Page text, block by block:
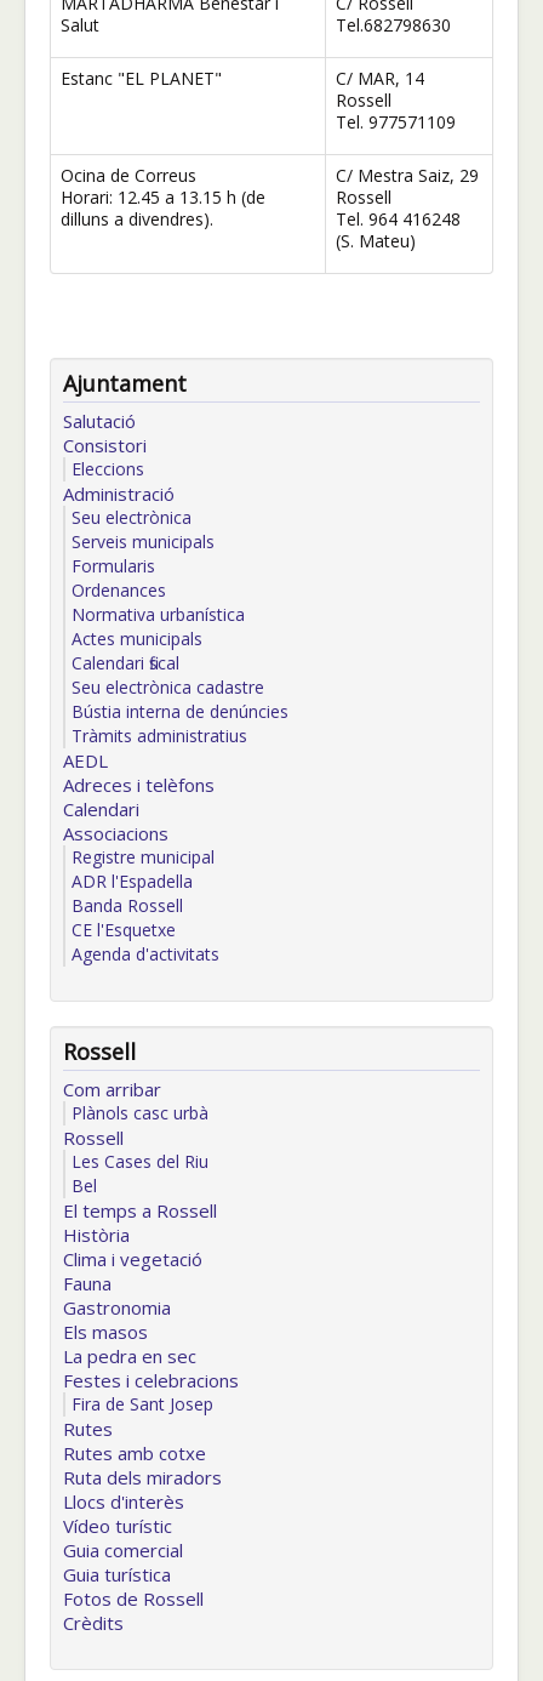
Salut
Tel.682798630
Estanc "EL PLANET"
C/ MAR, 14
Rossell
Tel. 977571109
Oficina de Correus
Horari: 12.45 a 13.15 h (de
dilluns a divendres).
C/ Mestra Saiz, 29
Rossell
Tel. 964 416248
(S. Mateu)
Ajuntament
Salutació
Consistori
Eleccions
Administració
Seu electrònica
Serveis municipals
Formularis
Ordenances
Normativa urbanística
Actes municipals
Calendari fiscal
Seu electrònica cadastre
Bústia interna de denúncies
Tràmits administratius
AEDL
Adreces i telèfons
Calendari
Associacions
Registre municipal
ADR l'Espadella
Banda Rossell
CE l'Esquetxe
Agenda d'activitats
Rossell
Com arribar
Plànols casc urbà
Rossell
Les Cases del Riu
Bel
El temps a Rossell
Història
Clima i vegetació
Fauna
Gastronomia
Els masos
La pedra en sec
Festes i celebracions
Fira de Sant Josep
Rutes
Rutes amb cotxe
Ruta dels miradors
Llocs d'interès
Vídeo turístic
Guia comercial
Guia turística
Fotos de Rossell
Crèdits